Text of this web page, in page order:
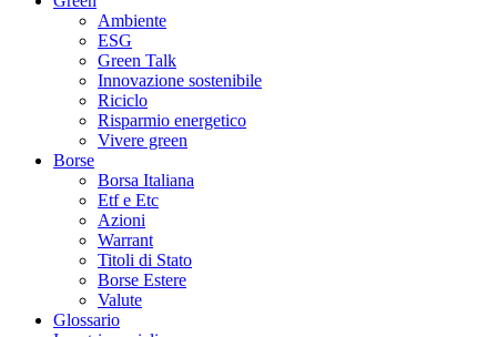
Ambiente
ESG
Green Talk
Innovazione sostenibile
Riciclo
Risparmio energetico
Vivere green
Borse
Borsa Italiana
Etf e Etc
Azioni
Warrant
Titoli di Stato
Borse Estere
Valute
Glossario